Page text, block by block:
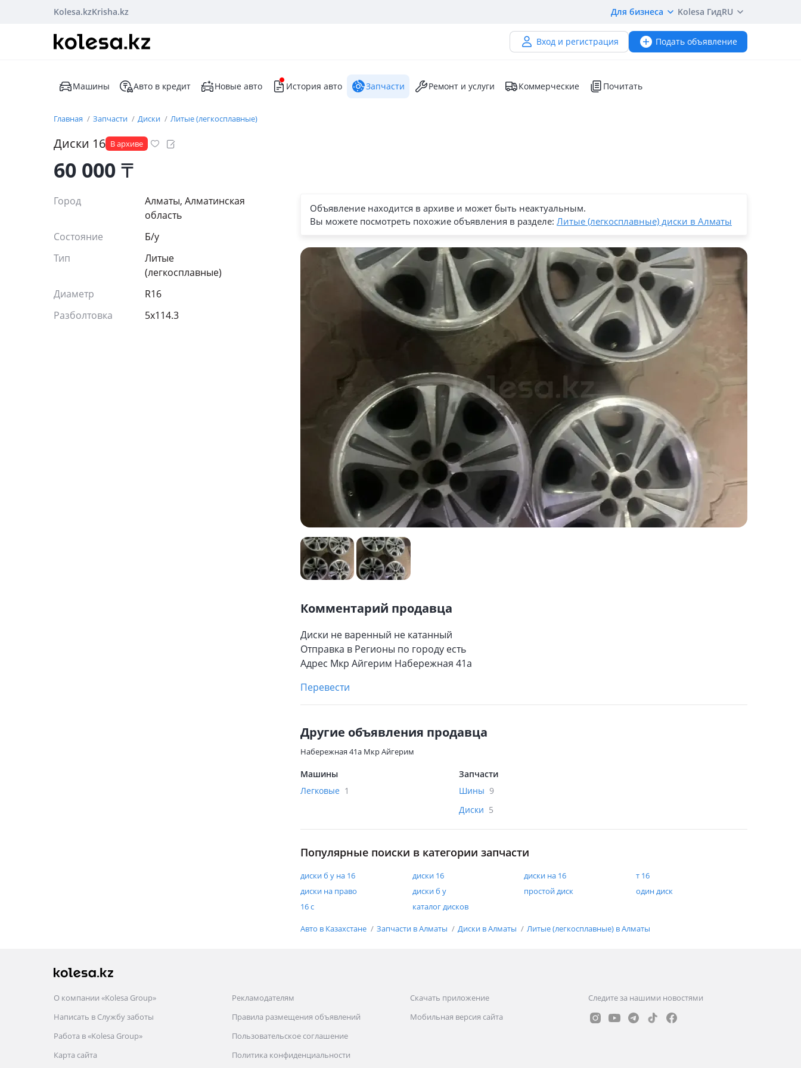
Kolesa.kzKrisha.kz Для бизнеса Kolesa ГидRU
Вход и регистрация Подать объявление
Машины Авто в кредит Новые авто История авто Запчасти Ремонт и услуги Коммерческие Почитать
Главная Запчасти Диски Литые (легкосплавные)
Диски 16 В архиве
60 000₸
Город
Алматы, Алматинская
область
Состояние
Б/y
Тип
Литые
(легкосплавные)
Диаметр
R16
Разболтовка
5x114.3
Объявление находится в архиве и может быть неактуальным.
Вы можете посмотреть похожие объявления в разделе: Литые (легкосплавные) диски в Алматы
Комментарий продавца
Диски не варенный не катанный
Отправка в Регионы по городу есть
Адрес Мкр Айгерим Набережная 41а
Перевести
Другие объявления продавца
Набережная 41а Мкр Айгерим
Машины
Легковые 1
Запчасти
Шины 9
Диски 5
Популярные поиски в категории запчасти
диски б у на 16 диски 16 диски на 16
т 16
диски на право
диски б у простой диск
один диск
16 с
каталог дисков
Авто в Казахстане Запчасти в Алматы Диски в Алматы Литые (легкосплавные) в Алматы
О компании «Kolesa Group»
Написать в Службу заботы
Работа в «Kolesa Group»
Карта сайта
Рекламодателям
Правила размещения объявлений
Пользовательское соглашение
Политика конфиденциальности
Скачать приложение
Мобильная версия сайта
Следите за нашими новостями